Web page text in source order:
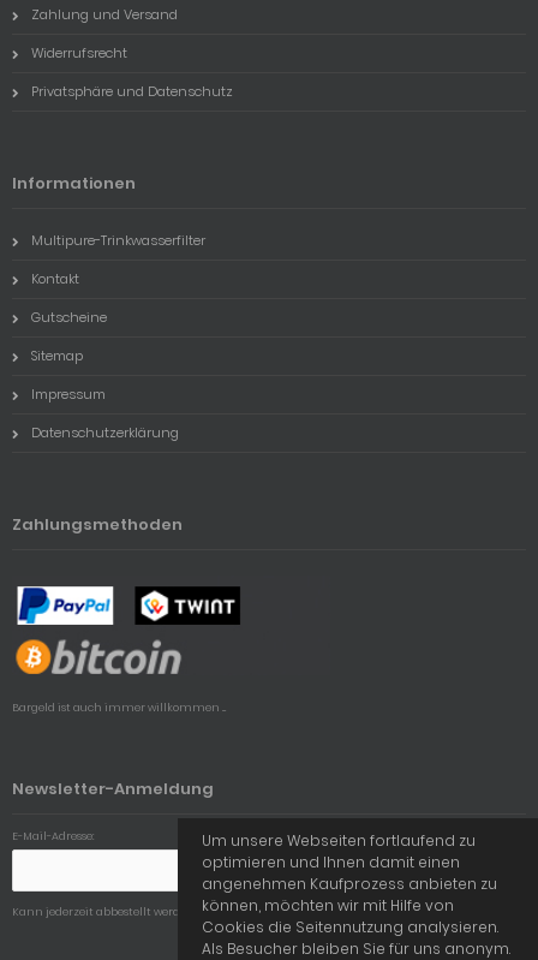
Zahlung und Versand
Widerrufsrecht
Privatsphäre und Datenschutz
Informationen
Multipure-Trinkwasserfilter
Kontakt
Gutscheine
Sitemap
Impressum
Datenschutzerklärung
Zahlungsmethoden
Bargeld ist auch immer willkommen ...
Newsletter-Anmeldung
E-Mail-Adresse:
Kann jederzeit abbestellt werden.
Um unsere Webseiten fortlaufend zu
optimieren und Ihnen damit einen
angenehmen Kaufprozess anbieten zu
können, möchten wir mit Hilfe von
Cookies die Seitennutzung analysieren.
Als Besucher bleiben Sie für uns anonym.